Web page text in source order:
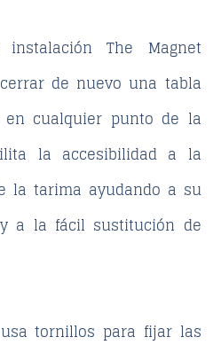
The Magnet
de nuevo una tabla
en cualquier punto de la
la accesibilidad a la
la tarima ayudando a su
a la fácil sustitución de
tornillos para fijar las